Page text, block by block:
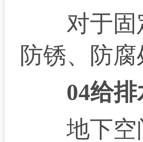
对于固定
防锈、防腐
04给排
地下空间